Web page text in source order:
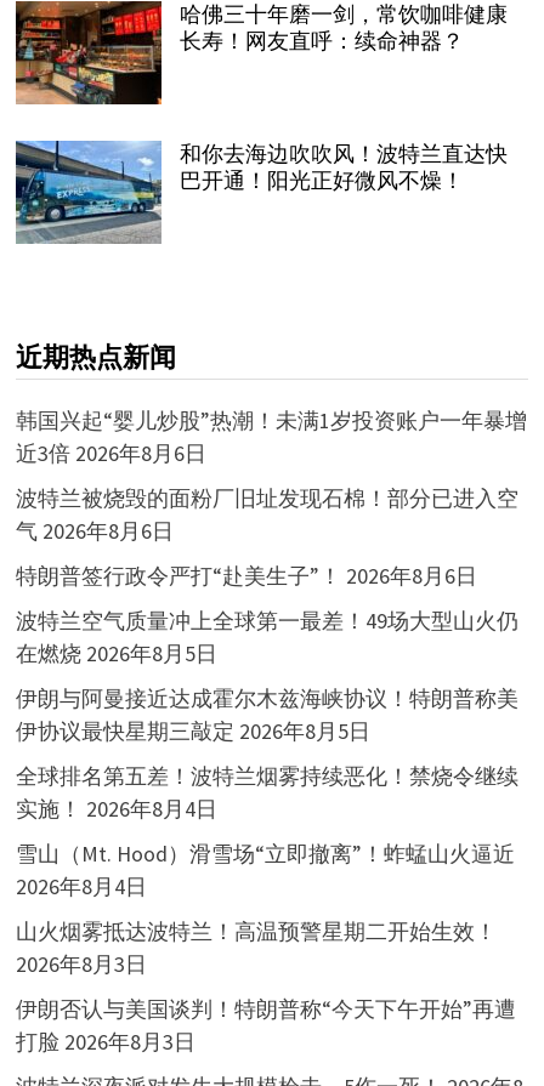
哈佛三十年磨一剑，常饮咖啡健康
长寿！网友直呼：续命神器？
和你去海边吹吹风！波特兰直达快
巴开通！阳光正好微风不燥！
近期热点新闻
韩国兴起“婴儿炒股”热潮！未满1岁投资账户一年暴增
近3倍 2026年8月6日
波特兰被烧毁的面粉厂旧址发现石棉！部分已进入空
气 2026年8月6日
特朗普签行政令严打“赴美生子”！ 2026年8月6日
波特兰空气质量冲上全球第一最差！49场大型山火仍
在燃烧 2026年8月5日
伊朗与阿曼接近达成霍尔木兹海峡协议！特朗普称美
伊协议最快星期三敲定 2026年8月5日
全球排名第五差！波特兰烟雾持续恶化！禁烧令继续
实施！ 2026年8月4日
雪山（Mt. Hood）滑雪场“立即撤离”！蚱蜢山火逼近
2026年8月4日
山火烟雾抵达波特兰！高温预警星期二开始生效！
2026年8月3日
伊朗否认与美国谈判！特朗普称“今天下午开始”再遭
打脸 2026年8月3日